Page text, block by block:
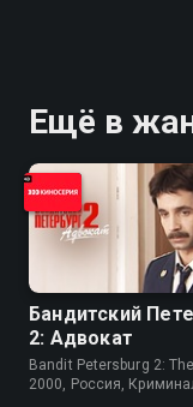
Ещё в
Бандитский
2: Адвокат
Bandit Petersburg 2:
2000, Россия,